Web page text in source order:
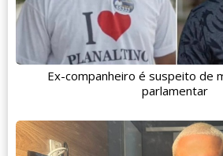
Ex-companheiro é suspeito de
parlamentar